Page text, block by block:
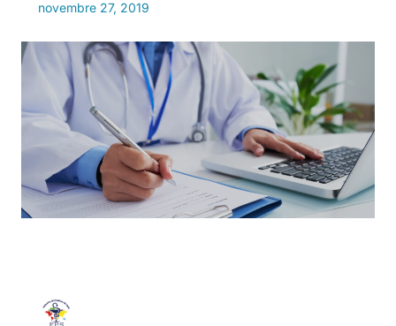
novembre 27, 2019